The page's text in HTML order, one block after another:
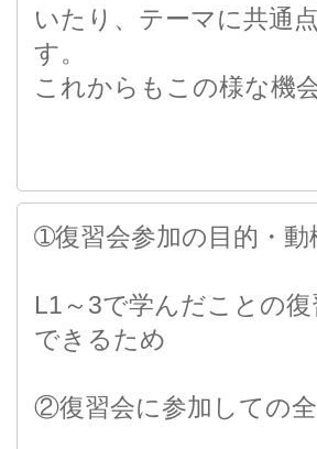
いたり、テーマに共通
す。
これからもこの様な機
➀復習会参加の目的・
L1～3で学んだことの
できるため
②復習会に参加しての